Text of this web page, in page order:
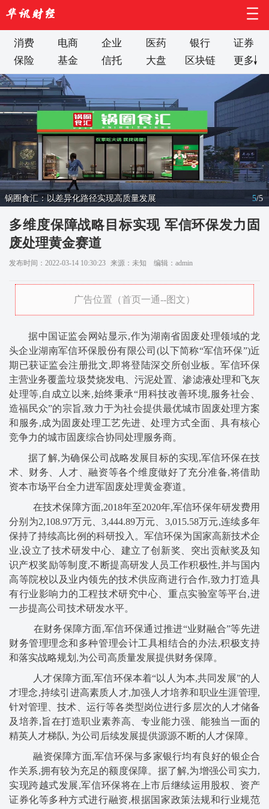
消费 电商 企业 医药 银行
证券
保险
基金 信托 大盘 区块链 更多
锅圈食汇：以差异化路径实现高质量发展 5/5
多维度保障战略目标实现 军信环保发力固
废处理黄金赛道
发布时间：2022-03-14 10:30:23 来源：未知 编辑：admin
广告位置（首页一通--图文）
据中国证监会网站显示,作为湖南省固废处理领域的龙
头企业湖南军信环保股份有限公司(以下简称“军信环保”)近
期已获证监会注册批文,即将登陆深交所创业板。军信环保
主营业务覆盖垃圾焚烧发电、污泥处置、渗滤液处理和飞灰
处理等,自成立以来,始终秉承“用科技改善环境,服务社会、
造福民众”的宗旨,致力于为社会提供最优城市固废处理方案
和服务,成为固废处理工艺先进、处理方式全面、具有核心
竞争力的城市固废综合协同处理服务商。
据了解,为确保公司战略发展目标的实现,军信环保在技
术、财务、人才、融资等各个维度做好了充分准备,将借助
资本市场平台全力进军固废处理黄金赛道。
在技术保障方面,2018年至2020年,军信环保年研发费用
分别为2,108.97万元、3,444.89万元、3,015.58万元,连续多年
保持了持续高比例的科研投入。军信环保为国家高新技术企
业,设立了技术研发中心、建立了创新奖、突出贡献奖及知
识产权奖励等制度,不断提高研发人员工作积极性,并与国内
高等院校以及业内领先的技术供应商进行合作,致力打造具
有行业影响力的工程技术研究中心、重点实验室等平台,进
一步提高公司技术研发水平。
在财务保障方面,军信环保通过推进“业财融合”等先进
财务管理理念和多种管理会计工具相结合的办法,积极支持
和落实战略规划,为公司高质量发展提供财务保障。
人才保障方面,军信环保本着“以人为本,共同发展”的人
才理念,持续引进高素质人才,加强人才培养和职业生涯管理,
针对管理、技术、运行等各类型岗位进行多层次的人才储备
及培养,旨在打造职业素养高、专业能力强、能独当一面的
精英人才梯队, 为公司后续发展提供源源不断的人才保障。
融资保障方面,军信环保与多家银行均有良好的银企合
作关系,拥有较为充足的额度保障。据了解,为增强公司实力,
实现跨越式发展,军信环保将在上市后继续运用股权、资产
证券化等多种方式进行融资,根据国家政策法规和行业规范